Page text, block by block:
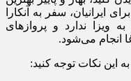
سفر به آنکارا
ویزا ندارد و پروازهای
انجام می‌شود.
این نکات توجه کنید: